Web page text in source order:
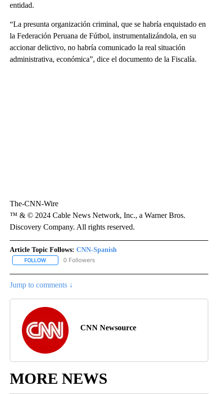
entidad.
“La presunta organización criminal, que se habría enquistado en
la Federación Peruana de Fútbol, instrumentalizándola, en su
accionar delictivo, no habría comunicado la real situación
administrativa, económica”, dice el documento de la Fiscalía.
The-CNN-Wire
™ & © 2024 Cable News Network, Inc., a Warner Bros.
Discovery Company. All rights reserved.
Article Topic Follows: CNN-Spanish
FOLLOW FOLLOW "CNN-SPANISH" TO RECEIVE NOTIFICATIONS ABOUT
0 Followers
Jump to comments ↓
CNN Newsource
MORE NEWS